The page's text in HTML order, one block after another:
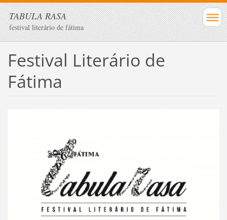
TABULA RASA
festival literário de fátima
Festival Literário de
Fátima